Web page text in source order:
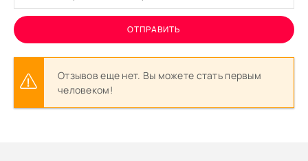
ОТПРАВИТЬ
Отзывов еще нет. Вы можете стать первым
человеком!